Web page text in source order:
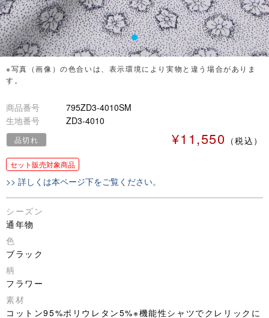
※写真（画像）の色合いは、表示環境により実物と違う場合がありま
す。
商品番号
795ZD3-4010SM
生地番号
ZD3-4010
¥11,550 （税込）
品切れ
セット販売対象商品
>> 詳しくは本ページ下をご覧ください。
シーズン
通年物
色
ブラック
柄
フラワー
素材
コットン95%ポリウレタン5%※機能性シャツでクレリックに